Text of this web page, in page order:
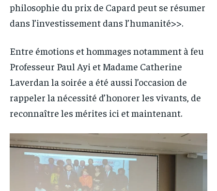
philosophie du prix de Capard peut se résumer
dans l’investissement dans l’humanité>>.
Entre émotions et hommages notamment à feu
Professeur Paul Ayi et Madame Catherine
Laverdan la soirée a été aussi l’occasion de
rappeler la nécessité d’honorer les vivants, de
reconnaître les mérites ici et maintenant.